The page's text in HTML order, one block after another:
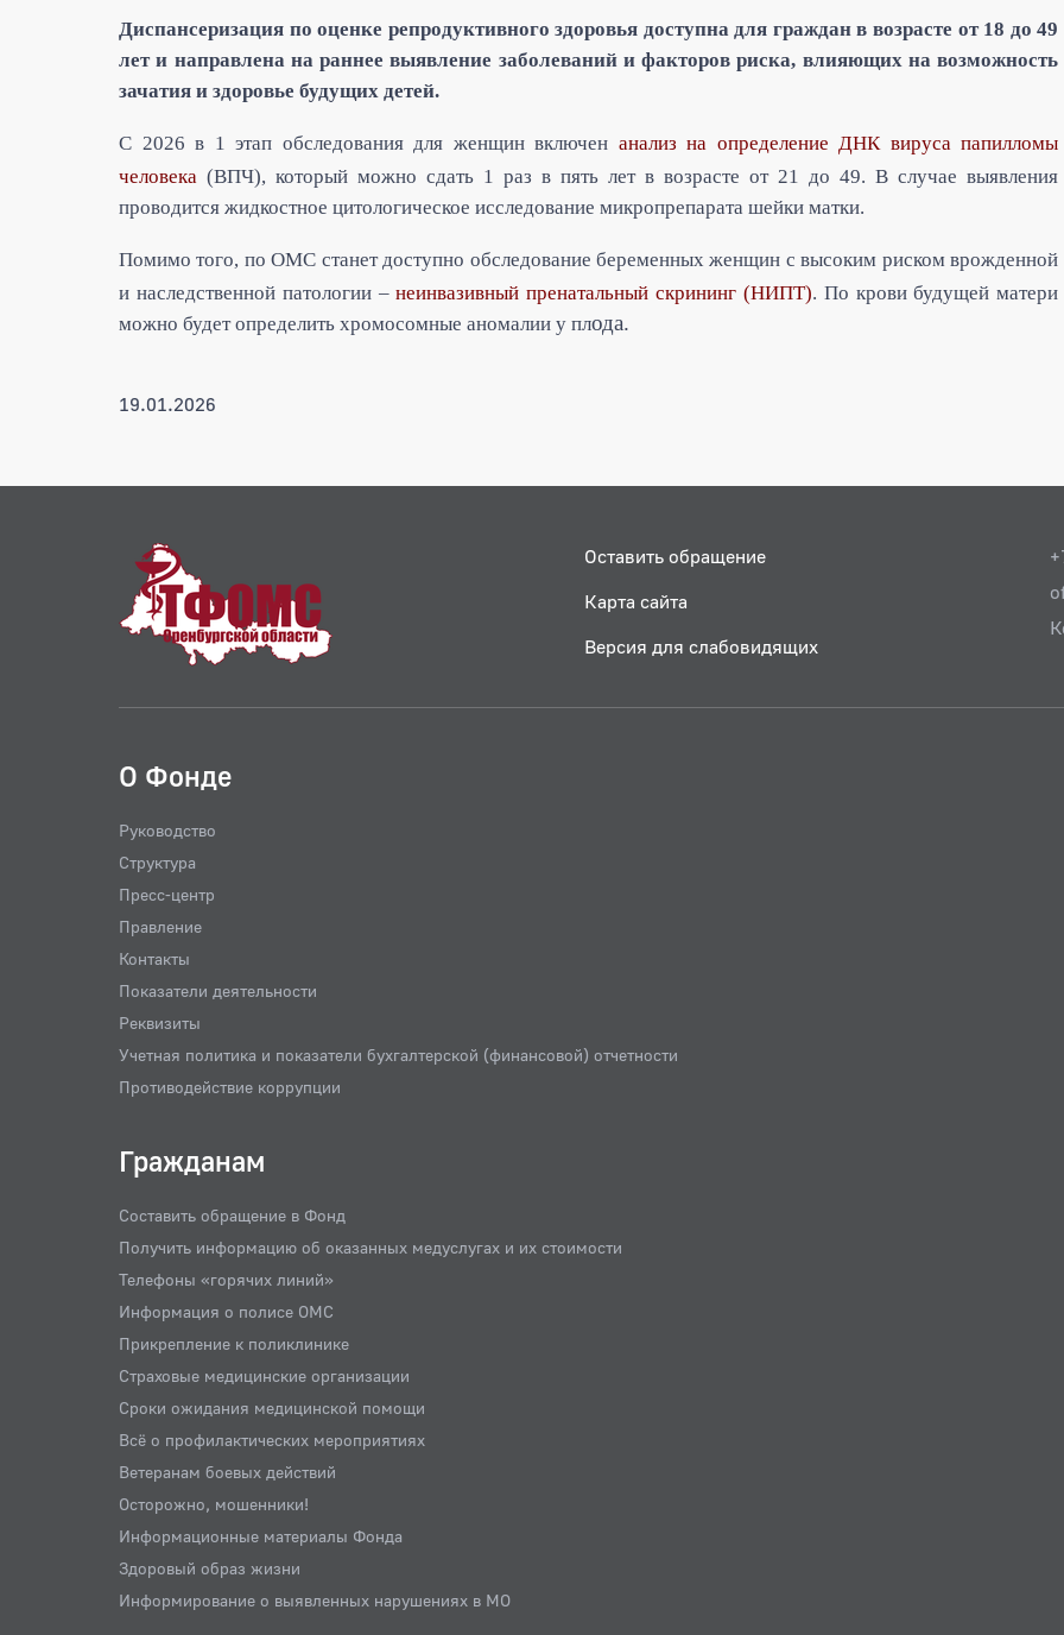
Диспансеризация по оценке репродуктивного здоровья доступна для граждан в возрасте от 18 до 49
лет и направлена на раннее выявление заболеваний и факторов риска, влияющих на возможность
зачатия и здоровье будущих детей.
С 2026 в 1 этап обследования для женщин включен анализ на определение ДНК вируса папилломы
человека (ВПЧ), который можно сдать 1 раз в пять лет в возрасте от 21 до 49. В случае выявления
проводится жидкостное цитологическое исследование микропрепарата шейки матки.
Помимо того, по ОМС станет доступно обследование беременных женщин с высоким риском врожденной
и наследственной патологии –неинвазивный пренатальный скрининг (НИПТ). По крови будущей матери
можно будет определить хромосомные аномалии у плода.
19.01.2026
Оставить обращение
Карта сайта
Версия для слабовидящих
О Фонде
Руководство
Структура
Пресс-центр
Правление
Контакты
Показатели деятельности
Реквизиты
Учетная политика и показатели бухгалтерской (финансовой) отчетности
Противодействие коррупции
Гражданам
Составить обращение в Фонд
Получить информацию об оказанных медуслугах и их стоимости
Телефоны «горячих линий»
Информация о полисе ОМС
Прикрепление к поликлинике
Страховые медицинские организации
Сроки ожидания медицинской помощи
Всё о профилактических мероприятиях
Ветеранам боевых действий
Осторожно, мошенники!
Информационные материалы Фонда
Здоровый образ жизни
Информирование о выявленных нарушениях в МО